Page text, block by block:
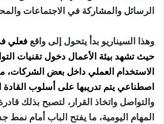
الرسائل والمشاركة في الاجتماعات
وهذا السيناريو بدأ يتحول إلى واقع فعلي
حيث تشهد بيئة الأعمال دخول تقنيات
الاستخدام العملي داخل بعض الشركات،
اصطناعي يتم تدريبها على أسلوب القادة
والتواصل واتخاذ القرار، لتصبح بذلك
المهام اليومية، ما يفتح الباب أمام